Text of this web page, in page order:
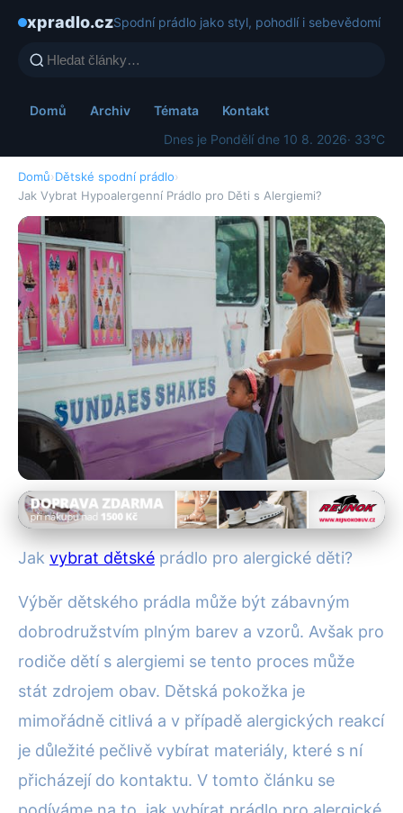
xpradlo.czSpodní prádlo jako styl, pohodlí i sebevědomí
Domů Archiv Témata
Kontakt
Dnes je Pondělí dne 10 8. 2026· 33°C
Domů›Dětské spodní prádlo›
Jak Vybrat Hypoalergenní Prádlo pro Děti s Alergiemi?
Dětské spodní prádlo
Jak Vybrat Hypoalergenní
12. 1. 2026· 4 min čtení · Autor: Lenka Čechová
Jak vybrat dětské prádlo pro alergické děti?
Výběr dětského prádla může být zábavným
dobrodružstvím plným barev a vzorů. Avšak pro
rodiče dětí s alergiemi se tento proces může
stát zdrojem obav. Dětská pokožka je
mimořádně citlivá a v případě alergických reakcí
je důležité pečlivě vybírat materiály, které s ní
přicházejí do kontaktu. V tomto článku se